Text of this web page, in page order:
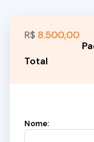
R$ 8.500,00
Nome: